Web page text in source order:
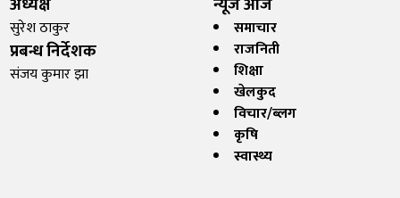
सुरेश ठाकुर
प्रबन्ध निर्देशक
संजय कुमार झा
समाचार
राजनिती
शिक्षा
खेलकुद
विचार/ब्लग
कृषि
स्वास्थ्य